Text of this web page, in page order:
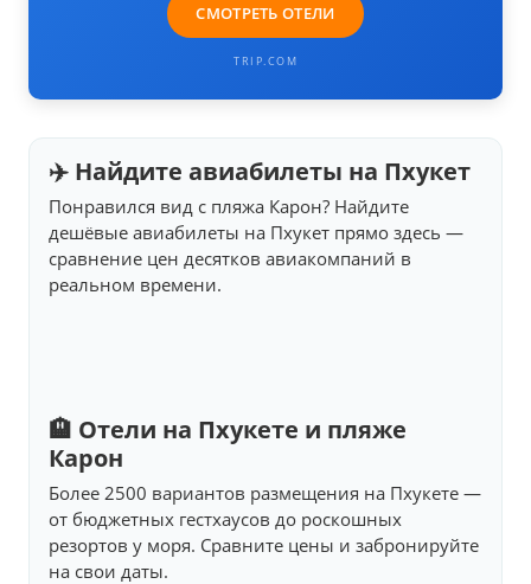
СМОТРЕТЬ ОТЕЛИ
TRIP.COM
✈️ Найдите авиабилеты на Пхукет
Понравился вид с пляжа Карон? Найдите
дешёвые авиабилеты на Пхукет прямо здесь —
сравнение цен десятков авиакомпаний в
реальном времени.
🏨 Отели на Пхукете и пляже
Карон
Более 2500 вариантов размещения на Пхукете —
от бюджетных гестхаусов до роскошных
резортов у моря. Сравните цены и забронируйте
на свои даты.